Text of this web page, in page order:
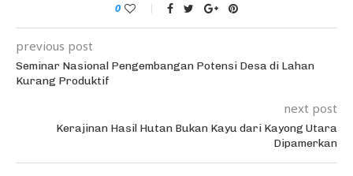
0
previous post
Seminar Nasional Pengembangan Potensi Desa di Lahan
Kurang Produktif
next post
Kerajinan Hasil Hutan Bukan Kayu dari Kayong Utara
Dipamerkan